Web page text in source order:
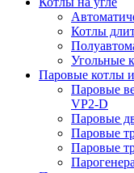
Котлы
Угольные
Паровые котлы
Паровые
VP2-D
Паровые
Паровые
Паровые